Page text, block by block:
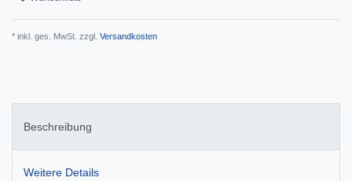
* inkl. ges. MwSt. zzgl. Versandkosten
Beschreibung
Weitere Details